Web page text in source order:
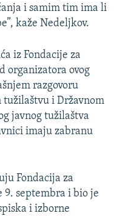
i samim tim ima li
kaže Nedeljkov.
iz Fondacije za
organizatora ovog
razgovoru
i Državnom
javnog tužilaštva
imaju zabranu
Fondacija za
9. septembra i bio je
i izborne